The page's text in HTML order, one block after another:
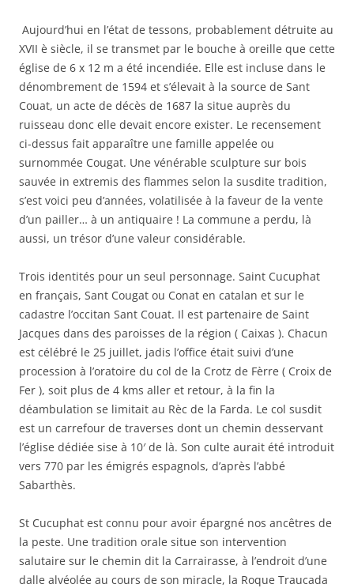
Aujourd’hui en l’état de tessons, probablement détruite au
XVII è siècle, il se transmet par le bouche à oreille que cette
église de 6 x 12 m a été incendiée. Elle est incluse dans le
dénombrement de 1594 et s’élevait à la source de Sant
Couat, un acte de décès de 1687 la situe auprès du
ruisseau donc elle devait encore exister. Le recensement
ci-dessus fait apparaître une famille appelée ou
surnommée Cougat. Une vénérable sculpture sur bois
sauvée in extremis des flammes selon la susdite tradition,
s’est voici peu d’années, volatilisée à la faveur de la vente
d’un pailler… à un antiquaire ! La commune a perdu, là
aussi, un trésor d’une valeur considérable.
Trois identités pour un seul personnage. Saint Cucuphat
en français, Sant Cougat ou Conat en catalan et sur le
cadastre l’occitan Sant Couat. Il est partenaire de Saint
Jacques dans des paroisses de la région ( Caixas ). Chacun
est célébré le 25 juillet, jadis l’office était suivi d’une
procession à l’oratoire du col de la Crotz de Fèrre ( Croix de
Fer ), soit plus de 4 kms aller et retour, à la fin la
déambulation se limitait au Rèc de la Farda. Le col susdit
est un carrefour de traverses dont un chemin desservant
l’église dédiée sise à 10′ de là. Son culte aurait été introduit
vers 770 par les émigrés espagnols, d’après l’abbé
Sabarthès.
St Cucuphat est connu pour avoir épargné nos ancêtres de
la peste. Une tradition orale situe son intervention
salutaire sur le chemin dit la Carrairasse, à l’endroit d’une
dalle alvéolée au cours de son miracle, la Roque Traucada